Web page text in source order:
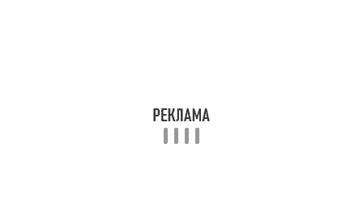
Брус под гипсокартон Гипсокартон на дерево